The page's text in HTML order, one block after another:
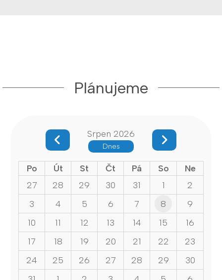
Plánujeme
Srpen 2026
Dnes
Po Út St Čt Pá So
Ne
27
28 29 30 31 1
2
3
4 5 6 7 8
9
10
11 12 13 14 15
16
17
18 19 20 21 22
23
24
25 26 27 28 29
30